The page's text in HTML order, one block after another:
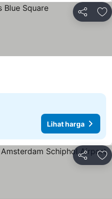
Bagikan
Lihat harga
Bagikan